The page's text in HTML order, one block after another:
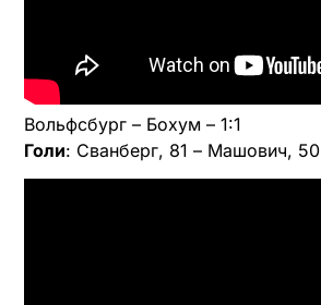
Вольфсбург – Бохум – 1:1
Голи: Сванберг, 81 – Машович, 50